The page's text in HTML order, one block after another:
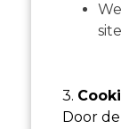
3.
Door